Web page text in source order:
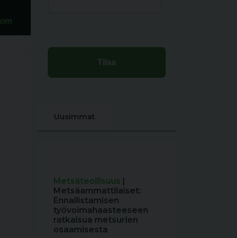
Uusimmat
Metsäteollisuus |
Metsäammattilaiset:
Ennallistamisen
työvoimahaasteeseen
ratkaisua metsurien
osaamisesta